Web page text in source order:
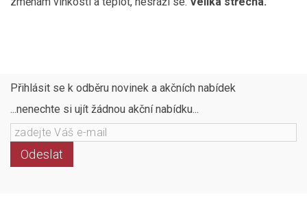
Přihlásit se k odběru novinek a akčních nabídek
...nenechte si ujít žádnou akční nabídku...
Odeslat